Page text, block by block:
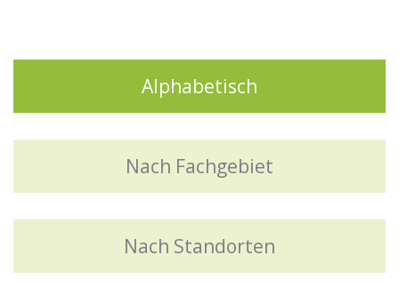
Alphabetisch
Nach Fachgebiet
Nach Standorten